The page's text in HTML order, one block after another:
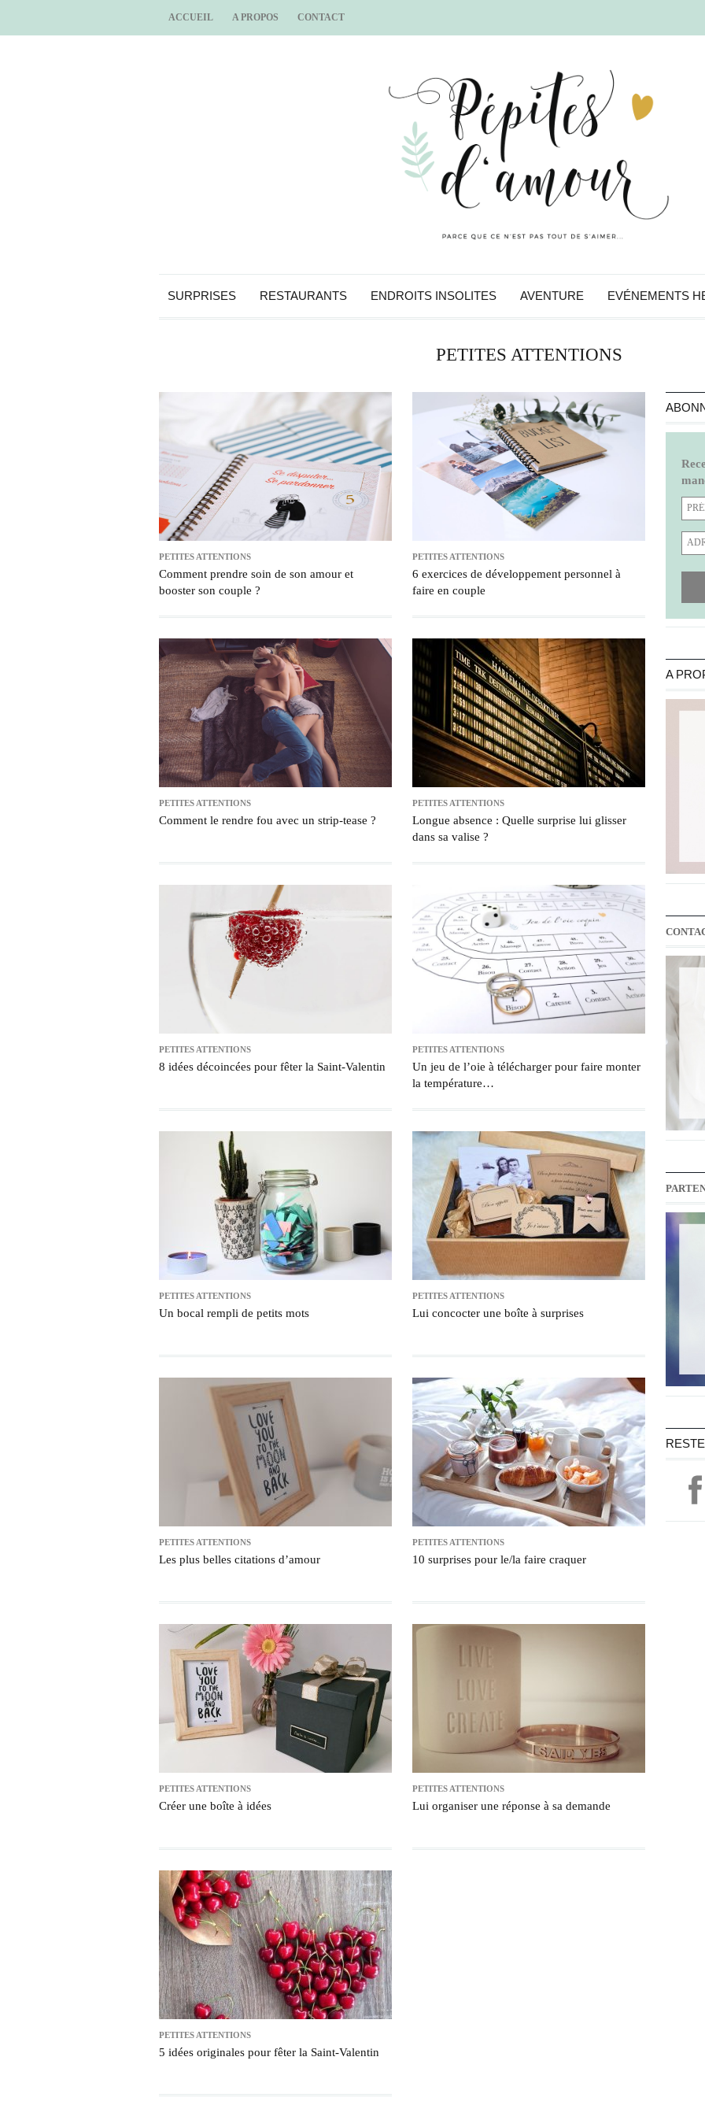
ACCUEIL A PROPOS CONTACT
SURPRISES RESTAURANTS ENDROITS INSOLITES AVENTURE EVÉNEMENTS
PETITES ATTENTIONS
PETITES ATTENTIONS
Comment prendre soin de son amour et
booster son couple ?
PETITES ATTENTIONS
6 exercices de développement personnel à
faire en couple
PETITES ATTENTIONS
Comment le rendre fou avec un strip-tease ?
PETITES ATTENTIONS
Longue absence : Quelle surprise lui glisser
dans sa valise ?
PETITES ATTENTIONS
8 idées décoincées pour fêter la Saint-Valentin
PETITES ATTENTIONS
Un jeu de l’oie à télécharger pour faire monter
la température…
PETITES ATTENTIONS
Un bocal rempli de petits mots
PETITES ATTENTIONS
Lui concocter une boîte à surprises
PETITES ATTENTIONS
Les plus belles citations d’amour
PETITES ATTENTIONS
10 surprises pour le/la faire craquer
PETITES ATTENTIONS
Créer une boîte à idées
PETITES ATTENTIONS
Lui organiser une réponse à sa demande
PETITES ATTENTIONS
5 idées originales pour fêter la Saint-Valentin
A